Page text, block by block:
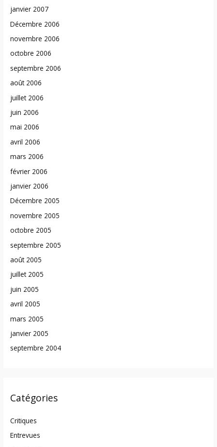
janvier 2007
Décembre 2006
novembre 2006
octobre 2006
septembre 2006
août 2006
juillet 2006
juin 2006
mai 2006
avril 2006
mars 2006
février 2006
janvier 2006
Décembre 2005
novembre 2005
octobre 2005
septembre 2005
août 2005
juillet 2005
juin 2005
avril 2005
mars 2005
janvier 2005
septembre 2004
Catégories
Critiques
Entrevues